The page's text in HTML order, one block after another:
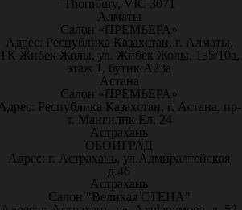
Thornbury, VIC 3071
Алматы
Салон «ПРЕМЬЕРА»
Адрес: Республика Казахстан, г. Алматы,
Жибек Жолы, ул. Жибек Жолы, 135/10а,
этаж 1, бутик А23а
Астана
Салон «ПРЕМЬЕРА»
Республика Казахстан, г. Астана, пр-
т. Мангилик Ел, 24
Астрахань
ОБОИГРАД
Адрес: г. Астрахань, ул.Адмиралтейская
д.46
Астрахань
Салон "Великая СТЕНА"